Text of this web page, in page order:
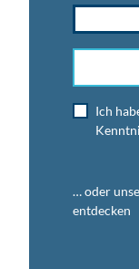
Ich
… oder
entdecken